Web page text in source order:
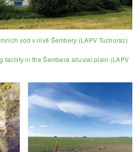
vod v nivě Šembery (LAPV Tuchoraz)
facility in the Šembera alluvial plain (LAPV